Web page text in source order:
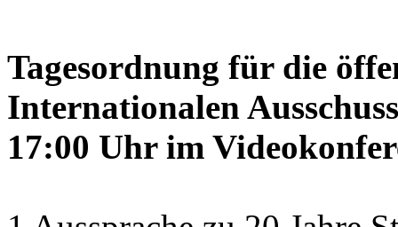
Tagesordnung für die
Internationalen
17:00 Uhr im